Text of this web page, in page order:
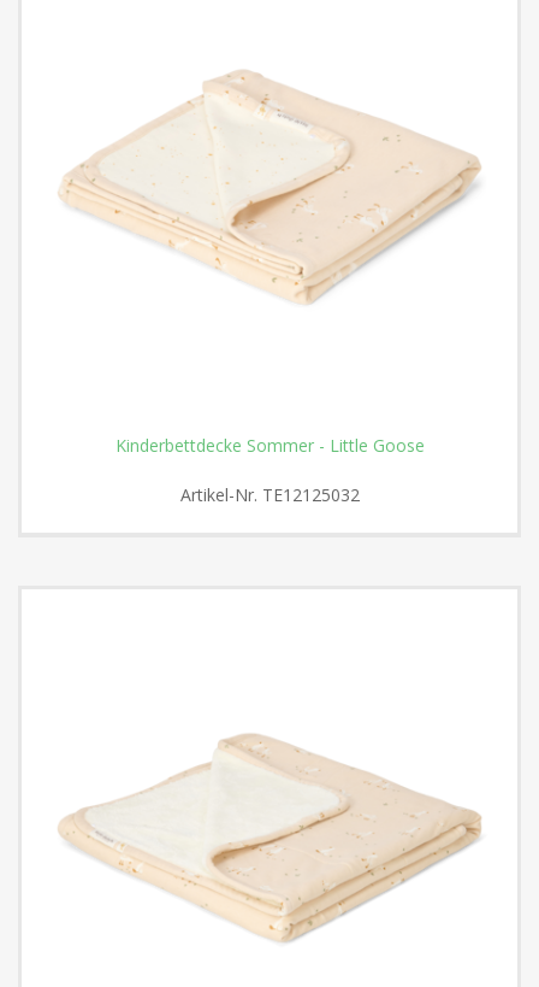
Kinderbettdecke Sommer - Little Goose
Artikel-Nr. TE12125032